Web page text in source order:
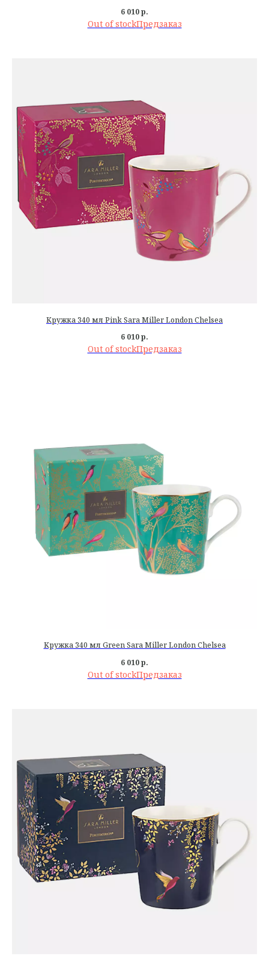
6 010р.
Out of stock
Кружка 340 мл Pink Sara Miller London Chelsea
6 010р.
Out of stock
Кружка 340 мл Green Sara Miller London Chelsea
6 010р.
Out of stock